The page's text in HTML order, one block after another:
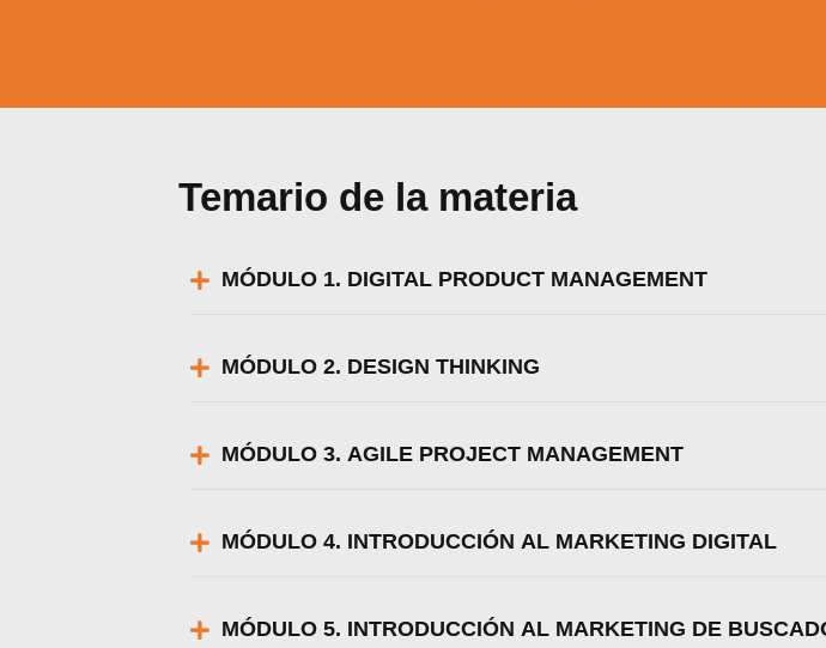
Temario de la materia
MÓDULO 1. DIGITAL PRODUCT MANAGEMENT
MÓDULO 2. DESIGN THINKING
MÓDULO 3. AGILE PROJECT MANAGEMENT
MÓDULO 4. INTRODUCCIÓN AL MARKETING DIGITAL
MÓDULO 5. INTRODUCCIÓN AL MARKETING DE